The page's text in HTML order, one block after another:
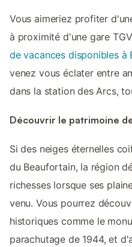
Vous aimeriez profiter
à proximité d'une gare
de vacances disponibles à
venez vous éclater entre
dans la station des Arcs,
Découvrir le patrimoine
Si des neiges éternelles
du Beaufortain, la région
richesses lorsque ses
venu. Vous pourrez
historiques comme le
parachutage de 1944, et